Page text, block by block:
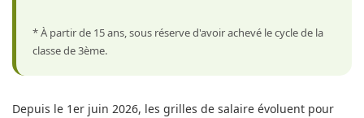
* À partir de 15 ans, sous réserve d'avoir achevé le cycle de la
classe de 3ème.
Depuis le 1er juin 2026, les grilles de salaire évoluent pour